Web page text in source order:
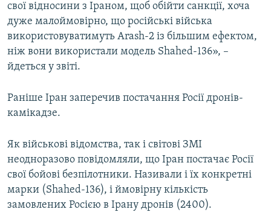
свої відносини з Іраном, щоб обійти санкції, хоча
дуже малоймовірно, що російські війська
використовуватимуть Arash-2 із більшим ефектом,
ніж вони використали модель Shahed-136», –
йдеться у звіті.
Раніше Іран заперечив постачання Росії дронів-
камікадзе.
Як військові відомства, так і світові ЗМІ
неодноразово повідомляли, що Іран постачає Росії
свої бойові безпілотники. Називали і їх конкретні
марки (Shahed-136), і ймовірну кількість
замовлених Росією в Ірану дронів (2400).